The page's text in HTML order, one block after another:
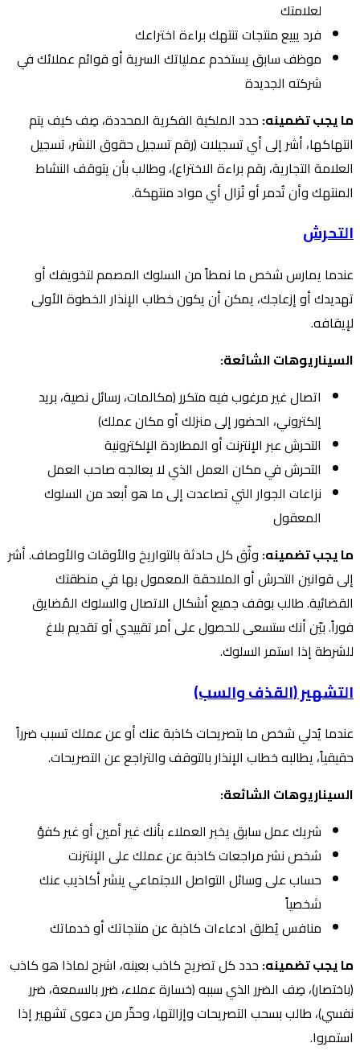
لعلامتك
فرد يبيع منتجات تنتهك براءة اختراعك
موظف سابق يستخدم عملياتك السرية أو قوائم عملائك في
شركته الجديدة
ما يجب تضمينه: حدد الملكية الفكرية المحددة، صِف كيف يتم
انتهاكها، أشر إلى أي تسجيلات (رقم تسجيل حقوق النشر، تسجيل
العلامة التجارية، رقم براءة الاختراع)، وطالب بأن يتوقف النشاط
المنتهك وأن تُدمر أو تُزال أي مواد منتهكة.
التحرش
عندما يمارس شخص ما نمطاً من السلوك المصمم لتخويفك أو
تهديدك أو إزعاجك، يمكن أن يكون خطاب الإنذار الخطوة الأولى
لإيقافه.
السيناريوهات الشائعة:
اتصال غير مرغوب فيه متكرر (مكالمات، رسائل نصية، بريد
إلكتروني، الحضور إلى منزلك أو مكان عملك)
التحرش عبر الإنترنت أو المطاردة الإلكترونية
التحرش في مكان العمل الذي لا يعالجه صاحب العمل
نزاعات الجوار التي تصاعدت إلى ما هو أبعد من السلوك
المعقول
ما يجب تضمينه: وثّق كل حادثة بالتواريخ والأوقات والأوصاف. أشر
إلى قوانين التحرش أو الملاحقة المعمول بها في منطقتك
القضائية. طالب بوقف جميع أشكال الاتصال والسلوك المُضايق
فوراً. بيّن أنك ستسعى للحصول على أمر تقييدي أو تقديم بلاغ
للشرطة إذا استمر السلوك.
التشهير (القذف والسب)
عندما يُدلي شخص ما بتصريحات كاذبة عنك أو عن عملك تسبب ضرراً
حقيقياً، يطالبه خطاب الإنذار بالتوقف والتراجع عن التصريحات.
السيناريوهات الشائعة:
شريك عمل سابق يخبر العملاء بأنك غير أمين أو غير كفؤ
شخص نشر مراجعات كاذبة عن عملك على الإنترنت
حساب على وسائل التواصل الاجتماعي ينشر أكاذيب عنك
شخصياً
منافس يُطلق ادعاءات كاذبة عن منتجاتك أو خدماتك
ما يجب تضمينه: حدد كل تصريح كاذب بعينه، اشرح لماذا هو كاذب
(باختصار)، صِف الضرر الذي سببه (خسارة عملاء، ضرر بالسمعة، ضرر
نفسي)، طالب بسحب التصريحات وإزالتها، وحذّر من دعوى تشهير إذا
استمروا.